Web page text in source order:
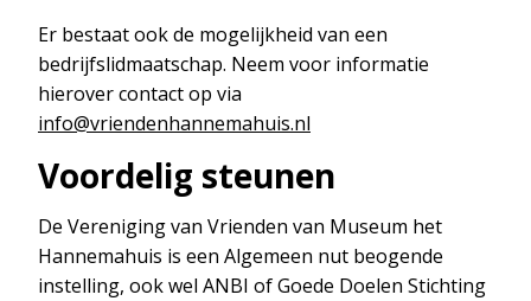
Er bestaat ook de mogelijkheid van een
bedrijfslidmaatschap. Neem voor informatie
hierover contact op via
info@vriendenhannemahuis.nl
Voordelig steunen
De Vereniging van Vrienden van Museum het
Hannemahuis is een Algemeen nut beogende
instelling, ook wel ANBI of Goede Doelen Stichting